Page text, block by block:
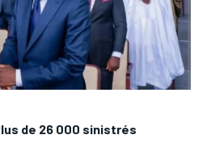
de 26 000 sinistrés